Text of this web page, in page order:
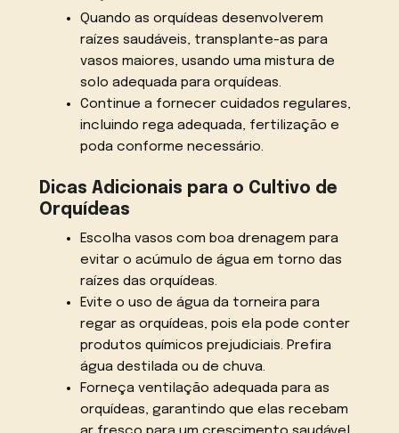
Quando as orquídeas desenvolverem
raízes saudáveis, transplante-as para
vasos maiores, usando uma mistura de
solo adequada para orquídeas.
Continue a fornecer cuidados regulares,
incluindo rega adequada, fertilização e
poda conforme necessário.
Dicas Adicionais para o Cultivo de
Orquídeas
Escolha vasos com boa drenagem para
evitar o acúmulo de água em torno das
raízes das orquídeas.
Evite o uso de água da torneira para
regar as orquídeas, pois ela pode conter
produtos químicos prejudiciais. Prefira
água destilada ou de chuva.
Forneça ventilação adequada para as
orquídeas, garantindo que elas recebam